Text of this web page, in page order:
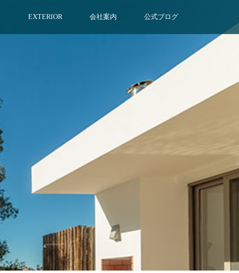
EXTERIOR 会社案内 公式ブログ